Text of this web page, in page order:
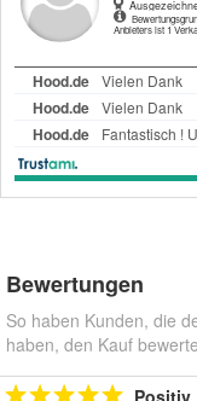
Bewertungen
So haben Kunden, die
haben, den Kauf